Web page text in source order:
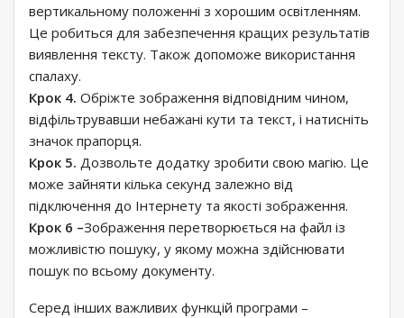
вертикальному положенні з хорошим освітленням.
Це робиться для забезпечення кращих результатів
виявлення тексту. Також допоможе використання
спалаху.
Крок 4. Обріжте зображення відповідним чином,
відфільтрувавши небажані кути та текст, і натисніть
значок прапорця.
Крок 5. Дозвольте додатку зробити свою магію. Це
може зайняти кілька секунд залежно від
підключення до Інтернету та якості зображення.
Крок 6 –Зображення перетворюється на файл із
можливістю пошуку, у якому можна здійснювати
пошук по всьому документу.
Серед інших важливих функцій програми –